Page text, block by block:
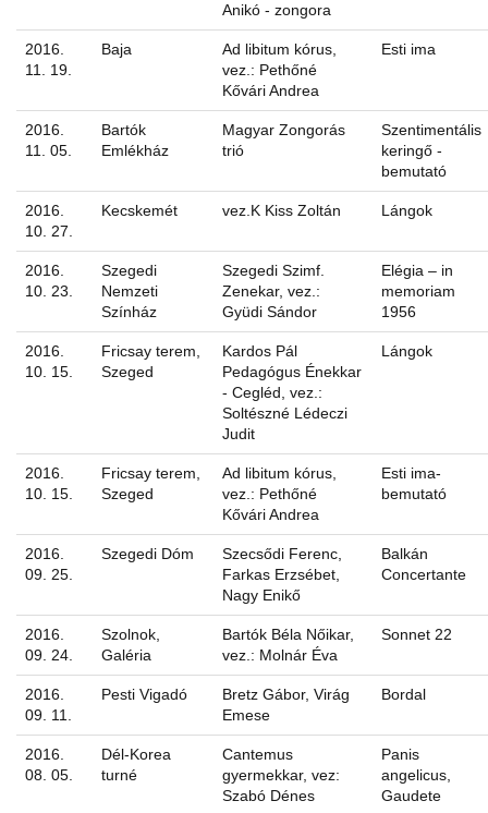
Anikó - zongora
2016.
11. 19.
Baja
Ad libitum kórus,
vez.: Pethőné
Kővári Andrea
Esti ima
2016.
11. 05.
Bartók
Emlékház
Magyar Zongorás
trió
Szentimentális
keringő -
bemutató
2016.
10. 27.
Kecskemét vez.K Kiss Zoltán Lángok
2016.
10. 23.
Szegedi
Nemzeti
Színház
Szegedi Szimf.
Zenekar, vez.:
Gyüdi Sándor
Elégia – in
memoriam
1956
2016.
10. 15.
Fricsay terem,
Szeged
Kardos Pál
Pedagógus Énekkar
- Cegléd, vez.:
Soltészné Lédeczi
Judit
Lángok
2016.
10. 15.
Fricsay terem,
Szeged
Ad libitum kórus,
vez.: Pethőné
Kővári Andrea
Esti ima-
bemutató
2016.
09. 25.
Szegedi Dóm
Szecsődi Ferenc,
Farkas Erzsébet,
Nagy Enikő
Balkán
Concertante
2016.
09. 24.
Szolnok,
Galéria
Bartók Béla Nőikar,
vez.: Molnár Éva
Sonnet 22
2016.
09. 11.
Pesti Vigadó
Bretz Gábor, Virág
Emese
Bordal
2016.
08. 05.
Dél-Korea
turné
Cantemus
gyermekkar, vez:
Szabó Dénes
Panis
angelicus,
Gaudete